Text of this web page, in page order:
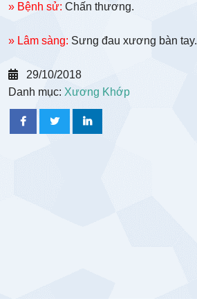
» Bệnh sử: Chấn thương.
» Lâm sàng: Sưng đau xương bàn tay.
29/10/2018
Danh mục: Xương Khớp